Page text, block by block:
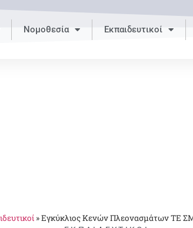
Νομοθεσία Εκπαιδευτικοί
»Εγκύκλιος Κενών Πλεονασμάτων ΤΕ